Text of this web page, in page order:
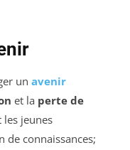
un avenir
et la perte de
les jeunes
de connaissances;